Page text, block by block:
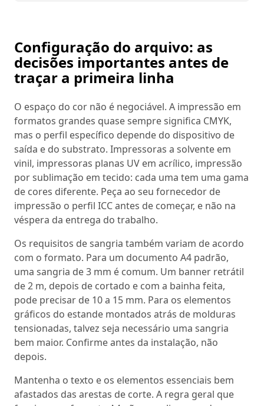
Configuração do arquivo: as
decisões importantes antes de
traçar a primeira linha
O espaço do cor não é negociável. A impressão em
formatos grandes quase sempre significa CMYK,
mas o perfil específico depende do dispositivo de
saída e do substrato. Impressoras a solvente em
vinil, impressoras planas UV em acrílico, impressão
por sublimação em tecido: cada uma tem uma gama
de cores diferente. Peça ao seu fornecedor de
impressão o perfil ICC antes de começar, e não na
véspera da entrega do trabalho.
Os requisitos de sangria também variam de acordo
com o formato. Para um documento A4 padrão,
uma sangria de 3 mm é comum. Um banner retrátil
de 2 m, depois de cortado e com a bainha feita,
pode precisar de 10 a 15 mm. Para os elementos
gráficos do estande montados atrás de molduras
tensionadas, talvez seja necessário uma sangria
bem maior. Confirme antes da instalação, não
depois.
Mantenha o texto e os elementos essenciais bem
afastados das arestas de corte. A regra geral que